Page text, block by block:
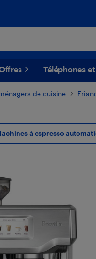
Téléphones
de cuisine
à espresso